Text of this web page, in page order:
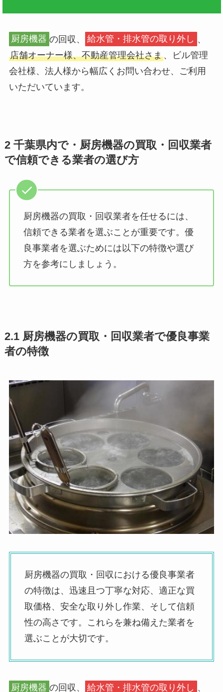
厨房機器 の回収、 給水管・排水管の取り外し 、
店舗オーナー様、不動産管理会社さま、ビル管理
会社様、法人様から幅広くお問い合わせ、ご利用
いただいています。
2 千葉県内で・厨房機器の買取・回収業者
で信頼できる業者の選び方
厨房機器の買取・回収業者を任せるには、
信頼できる業者を選ぶことが重要です。優
良事業者を選ぶためには以下の特徴や選び
方を参考にしましょう。
2.1 厨房機器の買取・回収業者で優良事業
者の特徴
厨房機器の買取・回収における優良事業者
の特徴は、迅速且つ丁寧な対応、適正な買
取価格、安全な取り外し作業、そして信頼
性の高さです。これらを兼ね備えた業者を
選ぶことが大切です。
厨房機器 の回収、 給水管・排水管の取り外し 、